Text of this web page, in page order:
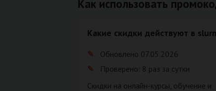
Как использовать
Какие скидки действуют в
Обновлено 07.05.2026
Проверено: 8 раз за сутки
Скидки на онлайн-курсы, обучение и